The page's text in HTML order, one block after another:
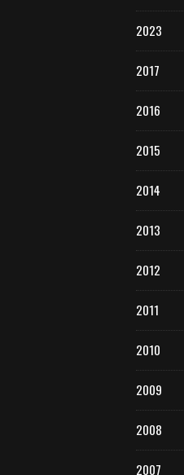
2023
2017
2016
2015
2014
2013
2012
2011
2010
2009
2008
2007